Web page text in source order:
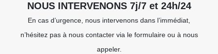
NOUS INTERVENONS 7j/7 et 24h/24
En cas d’urgence, nous intervenons dans l’immédiat,
n’hésitez pas à nous contacter via le formulaire ou à nous
appeler.